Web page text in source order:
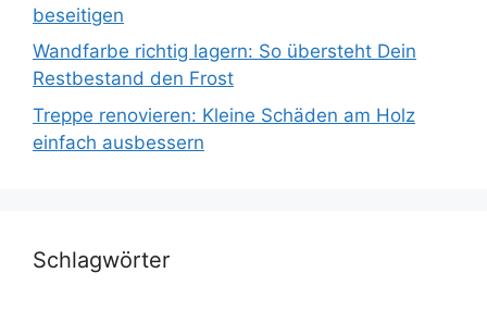
beseitigen
Wandfarbe richtig lagern: So übersteht Dein
Restbestand den Frost
Treppe renovieren: Kleine Schäden am Holz
einfach ausbessern
Schlagwörter